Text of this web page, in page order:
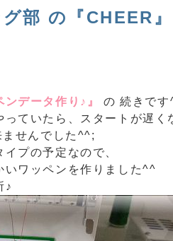
部 の『CHEER
ンデータ作り♪』
の 続きです
ていたら、スタートが遅く
せんでした^^;
プの予定なので、
いワッペンを作りました^^
♪